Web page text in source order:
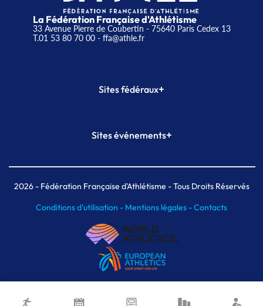
La Fédération Française d'Athlétisme
33 Avenue Pierre de Coubertin - 75640 Paris Cedex 13
T.01 53 80 70 00- ffa@athle.fr
Sites fédéraux+
Plateforme Formation
Sites événements+
Meeting de Paris indoor
MAIF Ekiden de Paris
2026- Fédération Française d'Athlétisme - Tous Droits Réservés
Conditions d'utilisation - Mentions légales -Contacts